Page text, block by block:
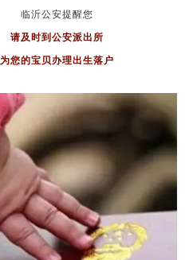
临沂公安提醒您
请及时到公安派出所
为您的宝贝办理出生落户